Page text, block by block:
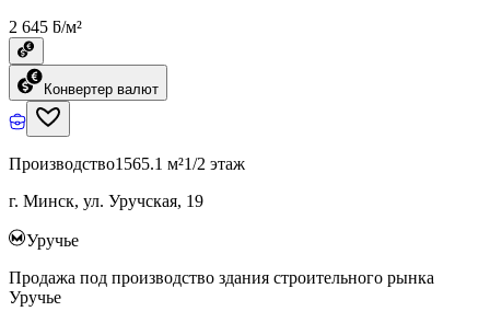
2 645 ƃ/м²
Конвертер валют
Производство1565.1 м²1/2 этаж
г. Минск, ул. Уручская, 19
Уручье
Продажа под производство здания строительного рынка
Уручье